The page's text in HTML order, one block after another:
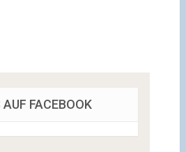
FACEBOOK